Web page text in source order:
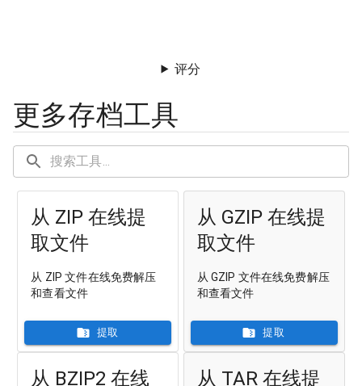
评分
更多存档工具
从 ZIP 在线提
取文件
从 ZIP 文件在线免费解压
和查看文件
提取
从 GZIP 在线提
取文件
从 GZIP 文件在线免费解压
和查看文件
提取
从 BZIP2 在线 从 TAR 在线提